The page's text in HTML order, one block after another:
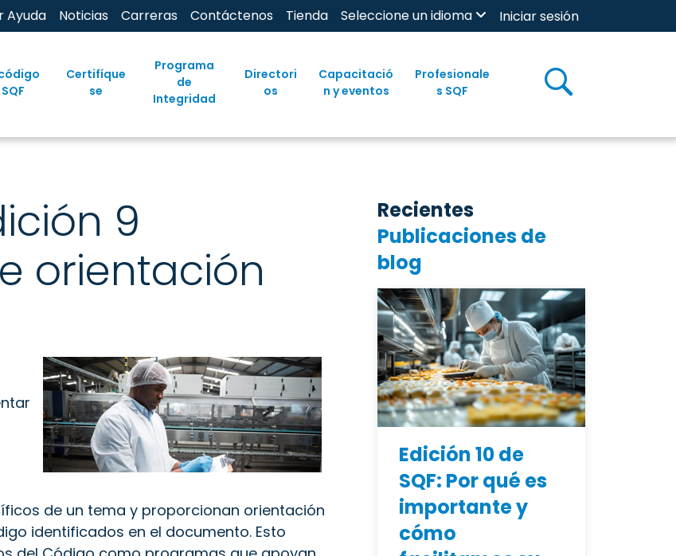
Ayuda Noticias Carreras Contáctenos Tienda Seleccione un idioma Iniciar sesión
SQF
Certifíque
se
Programa
de
Integridad
Directori
os
Capacitació
n y eventos
Profesionale
s SQF
9
orientación
de un tema y proporcionan orientación
identificados en el documento. Esto
Recientes
Publicaciones de
blog
Edición 10 de
SQF: Por qué es
importante y
cómo